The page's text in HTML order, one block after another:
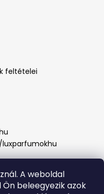
A weboldal
beleegyezik azok
feltételei